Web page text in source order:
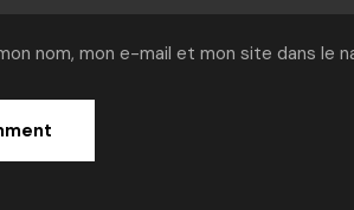
nom, mon e-mail et mon site dans le